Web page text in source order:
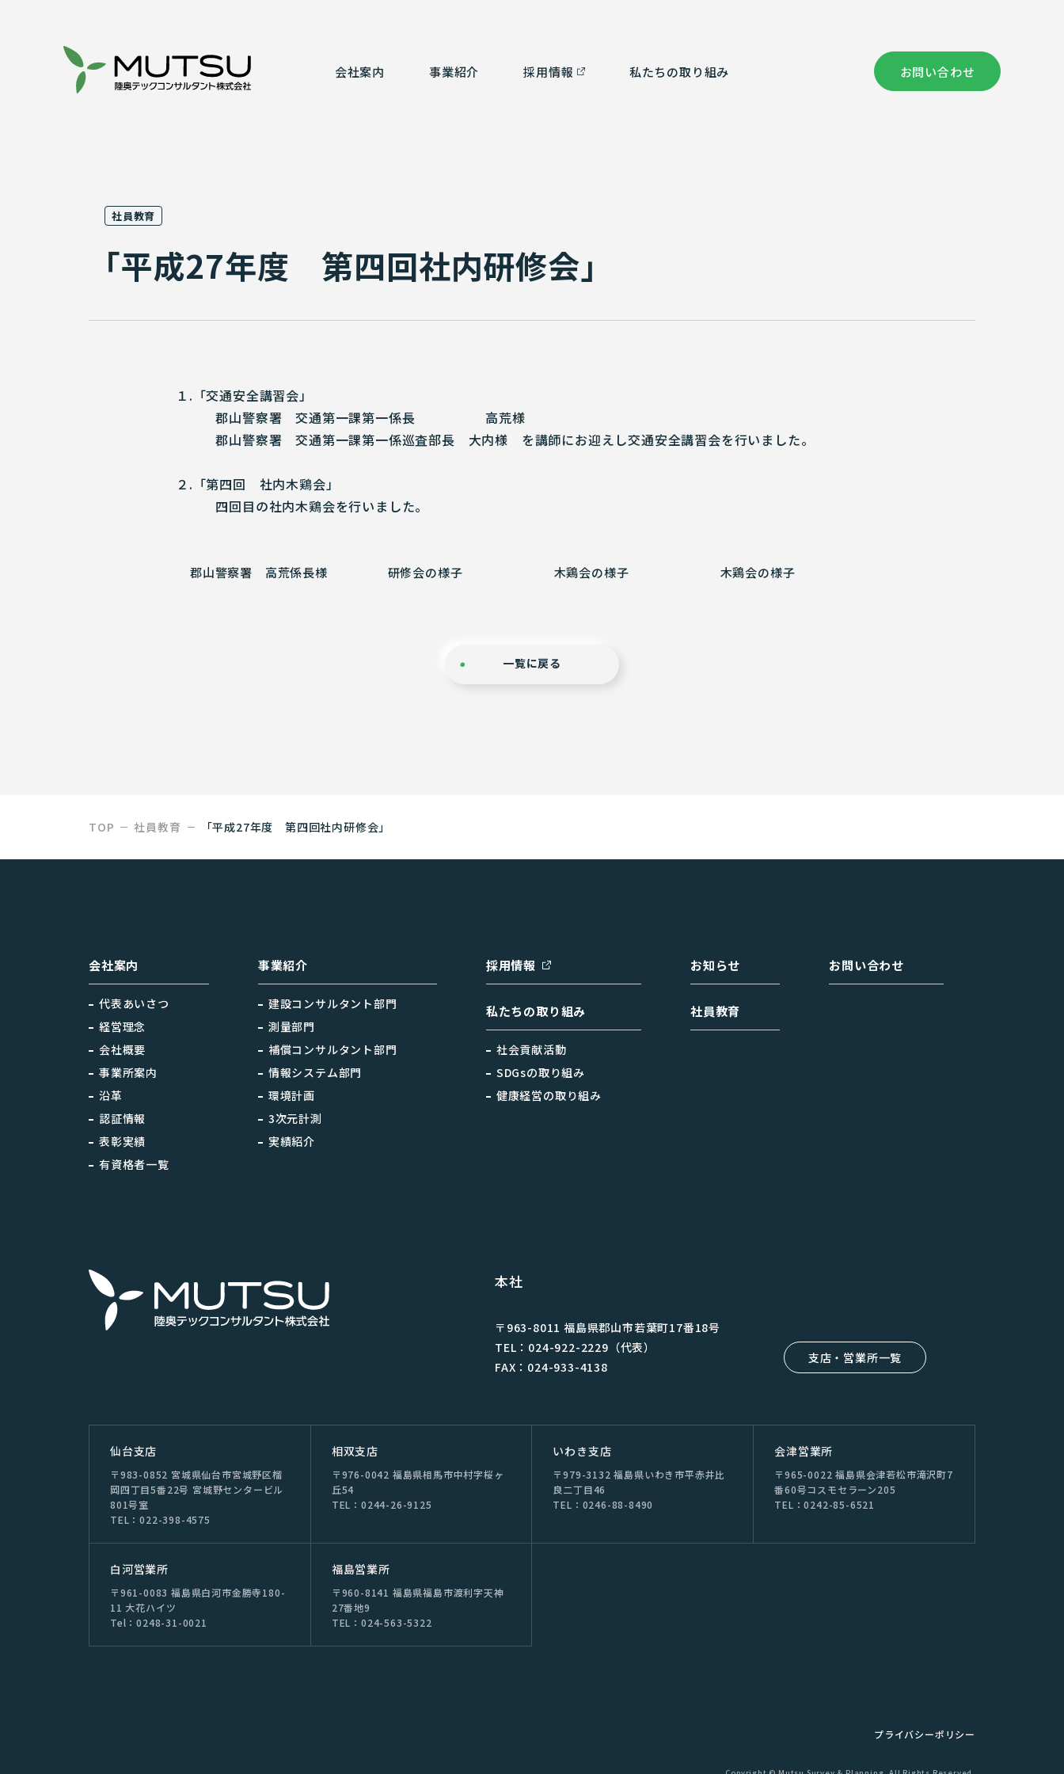
会社案内 事業紹介 採⽤情報 私たちの取り組み お問い合わせ
社員教育
「平成27年度 第四回社内研修会」
１.「交通安全講習会」
郡山警察署 交通第一課第一係長 高荒様
郡山警察署 交通第一課第一係巡査部長 大内様 を講師にお迎えし交通安全講習会を行いました。
２.「第四回 社内木鶏会」
四回目の社内木鶏会を行いました。
郡山警察署 高荒係長様 研修会の様子 木鶏会の様子 木鶏会の様子
一覧に戻る
TOP 社員教育 「平成27年度 第四回社内研修会」
会社案内
代表あいさつ
経営理念
会社概要
事業所案内
沿革
認証情報
表彰実績
有資格者一覧
事業紹介
建設コンサルタント部門
測量部門
補償コンサルタント部門
情報システム部門
環境計画
3次元計測
実績紹介
採用情報
私たちの取り組み
社会貢献活動
SDGsの取り組み
健康経営の取り組み
お知らせ
社員教育
お問い合わせ
本社
〒963-8011 福島県郡⼭市若葉町17番18号
TEL：024-922-2229（代表）
FAX：024-933-4138
支店・営業所一覧
仙台⽀店
〒983-0852 宮城県仙台市宮城野区榴
岡四丁目5番22号 宮城野センタービル
801号室
TEL：022-398-4575
相双⽀店
〒976-0042 福島県相⾺市中村字桜ヶ
丘54
TEL：0244-26-9125
いわき支店
〒979-3132 福島県いわき市平⾚井⽐
良⼆丁⽬46
TEL：0246-88-8490
会津営業所
〒965-0022 福島県会津若松市滝沢町7
番60号コスモセラーン205
TEL：0242-85-6521
⽩河営業所
〒961-0083 福島県白河市金勝寺180-
11 大花ハイツ
Tel：0248-31-0021
福島営業所
〒960-8141 福島県福島市渡利字天神
27番地9
TEL：024-563-5322
プライバシーポリシー